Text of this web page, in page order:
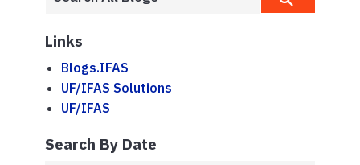
Links
Blogs.IFAS
UF/IFAS Solutions
UF/IFAS
Search By Date